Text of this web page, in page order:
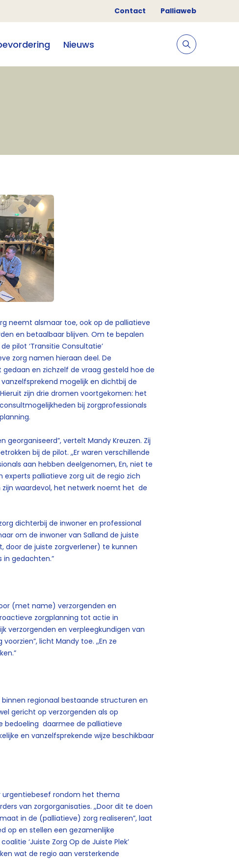
Contact Palliaweb
Nieuws
neemt alsmaar toe, ook op de palliatieve
en betaalbaar blijven. Om te bepalen
pilot ‘Transitie Consultatie’
zorg namen hieraan deel. De
en zichzelf de vraag gesteld hoe de
mogelijk en dichtbij de
zijn drie dromen voortgekomen: het
bij zorgprofessionals
vertelt Mandy Kreuzen. Zij
bij de pilot. ,,Er waren verschillende
aan hebben deelgenomen, En, niet te
experts palliatieve zorg uit de regio zich
waardevol, het netwerk noemt het de
dichterbij de inwoner en professional
om de inwoner van Salland de juiste
door de juiste zorgverlener) te kunnen
in gedachten.”
(met name) verzorgenden en
zorgplanning tot actie in
verzorgenden en verpleegkundigen van
licht Mandy toe. ,,En ze
regionaal bestaande structuren en
gericht op verzorgenden als op
bedoeling daarmee de palliatieve
en vanzelfsprekende wijze beschikbaar
urgentiebesef rondom het thema
van zorgorganisaties. ,,Door dit te doen
in de (palliatieve) zorg realiseren”, laat
op en stellen een gezamenlijke
‘Juiste Zorg Op de Juiste Plek’
wat de regio aan versterkende